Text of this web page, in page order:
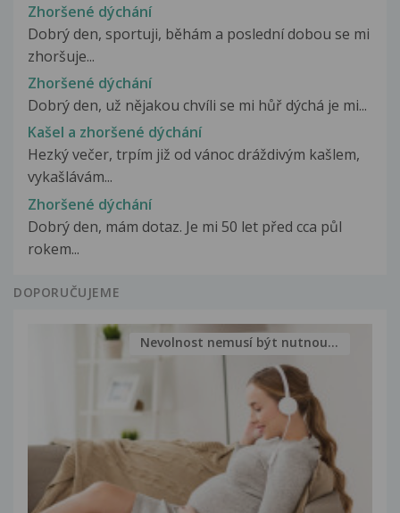
Zhoršené dýchání
Dobrý den, sportuji, běhám a poslední dobou se mi
zhoršuje...
Zhoršené dýchání
Dobrý den, už nějakou chvíli se mi hůř dýchá je mi...
Kašel a zhoršené dýchání
Hezký večer, trpím již od vánoc dráždivým kašlem,
vykašlávám...
Zhoršené dýchání
Dobrý den, mám dotaz. Je mi 50 let před cca půl
rokem...
DOPORUČUJEME
Nevolnost nemusí být nutnou...